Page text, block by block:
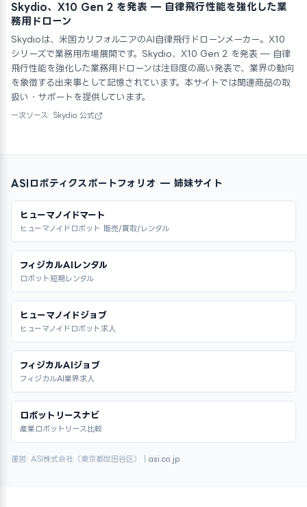
Skydio、X10 Gen 2 を発表 — 自律飛行性能を強化した業
務用ドローン
Skydioは、米国カリフォルニアのAI自律飛行ドローンメーカー。X10
シリーズで業務用市場展開です。Skydio、X10 Gen 2 を発表 — 自律
飛行性能を強化した業務用ドローンは注目度の高い発表で、業界の動向
を象徴する出来事として記憶されています。本サイトでは関連商品の取
扱い・サポートを提供しています。
一次ソース: Skydio 公式
ASIロボティクスポートフォリオ — 姉妹サイト
ヒューマノイドマート
ヒューマノイドロボット 販売/買取/レンタル
フィジカルAIレンタル
ロボット短期レンタル
ヒューマノイドジョブ
ヒューマノイドロボット求人
フィジカルAIジョブ
フィジカルAI業界求人
ロボットリースナビ
産業ロボットリース比較
運営: ASI株式会社（東京都世田谷区）｜ asi.co.jp